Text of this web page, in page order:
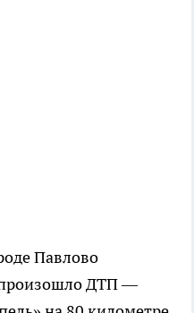
Павлово
произошло ДТП —